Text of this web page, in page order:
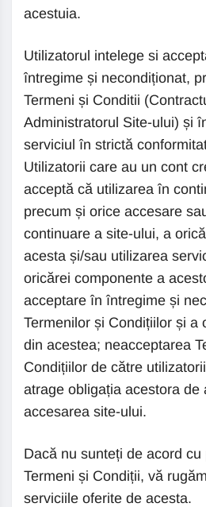
acestuia.
Utilizatorul intelege si
întregime și necondiționat,
Termeni și Conditii
Administratorul Site-ului) și
serviciul în strictă
Utilizatorii care au un cont
acceptă că utilizarea în
precum și orice accesare
continuare a site-ului, a
acesta și/sau utilizarea
oricărei componente a
acceptare în întregime și
Termenilor și Condițiilor și a
din acestea; neacceptarea
Condițiilor de către
atrage obligația acestora de
accesarea site-ului.
Dacă nu sunteți de acord
Termeni și Condiții, vă
serviciile oferite de acesta.